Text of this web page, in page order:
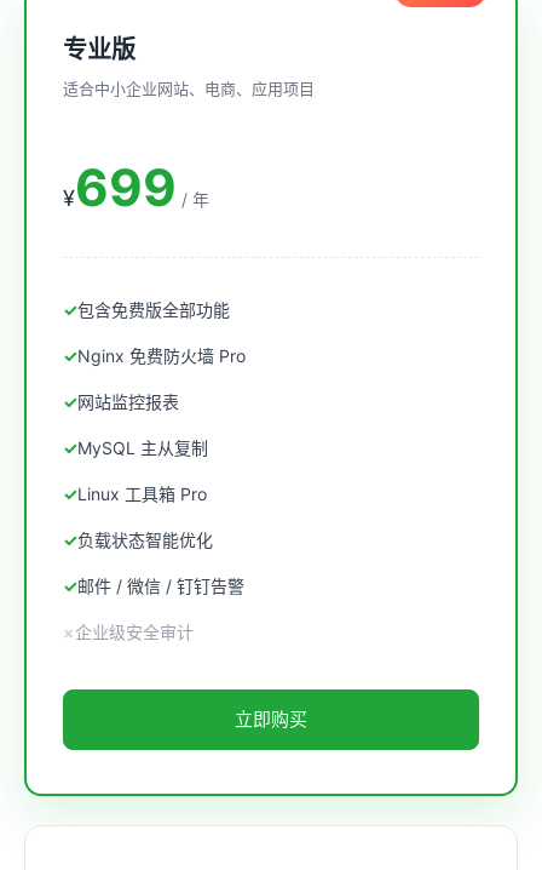
专业版
适合中小企业网站、电商、应用项目
¥699 / 年
包含免费版全部功能
Nginx 免费防火墙 Pro
网站监控报表
MySQL 主从复制
Linux 工具箱 Pro
负载状态智能优化
邮件 / 微信 / 钉钉告警
企业级安全审计
立即购买